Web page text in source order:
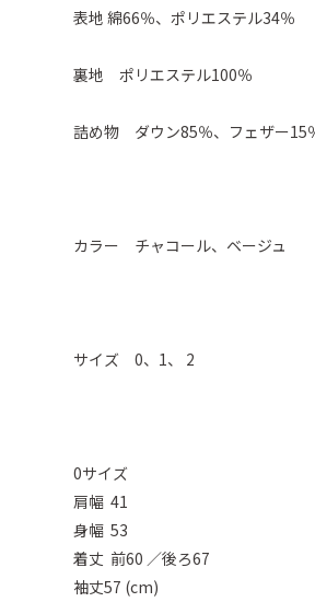
表地 綿66％、ポリエステル34％
裏地 ポリエステル100％
詰め物 ダウン85％、フェザー15
カラー チャコール、ベージュ
サイズ 0、1、 2
0サイズ
肩幅 41
身幅 53
着丈 前60 ／後ろ67
袖丈57 (cm)